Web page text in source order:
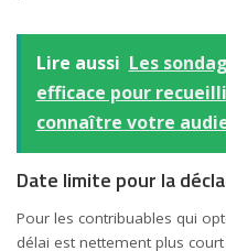
Lire aussi Les
efficace pour
connaître votre
Date limite pour la
Pour les contribuables qui
délai est nettement plus